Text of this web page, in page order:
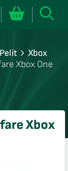
Pelit
Xbox
Xbox One
Xbox